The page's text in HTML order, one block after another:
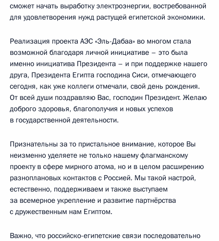
сможет начать выработку электроэнергии, востребованной
для удовлетворения нужд растущей египетской экономики.
Реализация проекта АЭС «Эль-Дабаа» во многом стала
возможной благодаря личной инициативе – это была
именно инициатива Президента – и при поддержке нашего
друга, Президента Египта господина Сиси, отмечающего
сегодня, как уже коллеги отмечали, свой день рождения.
От всей души поздравляю Вас, господин Президент. Желаю
доброго здоровья, благополучия и новых успехов
в государственной деятельности.
Признательны за то пристальное внимание, которое Вы
неизменно уделяете не только нашему флагманскому
проекту в сфере мирного атома, но и в целом расширению
разноплановых контактов с Россией. Мы такой настрой,
естественно, поддерживаем и также выступаем
за всемерное укрепление и развитие партнёрства
с дружественным нам Египтом.
Важно, что российско-египетские связи последовательно